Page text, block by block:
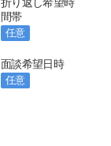
間帯
任意
面談希望日時
任意